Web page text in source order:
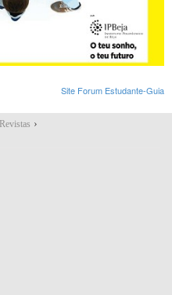
Site Forum Estudante-Guia
Revistas ›